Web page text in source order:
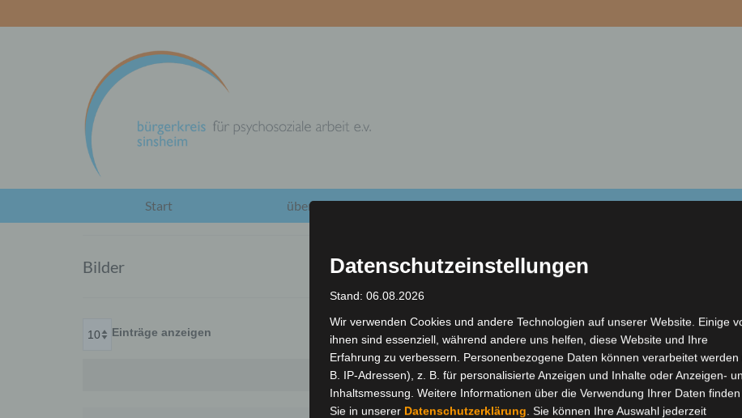
Start über uns Fachdienste Stellenanzeige Ihre
Bilder
Einträge anzeigen
Bilder aus dem Jahr 2017
Datenschutzeinstellungen
Stand: 06.08.2026
Wir verwenden Cookies und andere Technologien auf unserer Website. Einige
ihnen sind essenziell, während andere uns helfen, diese Website und Ihre
Erfahrung zu verbessern. Personenbezogene Daten können verarbeitet werden
B. IP-Adressen), z. B. für personalisierte Anzeigen und Inhalte oder Anzeigen-
Inhaltsmessung. Weitere Informationen über die Verwendung Ihrer Daten finden
Sie in unserer Datenschutzerklärung . Sie können Ihre Auswahl jederzeit